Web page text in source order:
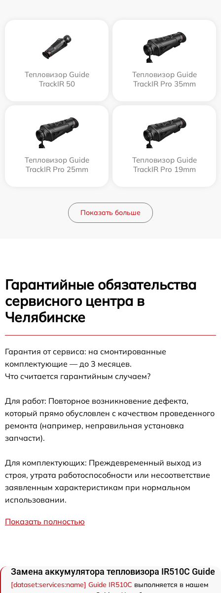
Тепловизор Guide
TrackIR 50
Тепловизор Guide
TrackIR Pro 35mm
Тепловизор Guide
TrackIR Pro 25mm
Тепловизор Guide
TrackIR Pro 19mm
Показать больше
Гарантийные обязательства
сервисного центра в
Челябинске
Гарантия от сервиса: на смонтированные
комплектующие — до 3 месяцев.
Что считается гарантийным случаем?
Для работ: Повторное возникновение дефекта,
который прямо обусловлен с качеством проведенного
ремонта (например, неправильная установка
запчасти).
Для комплектующих: Преждевременный выход из
строя, утрата работоспособности или несоответствие
заявленным характеристикам при нормальном
использовании.
Показать полностью
Замена аккумулятора тепловизора IR510C Guide
[dataset:services:name] Guide IR510C выполняется в нашем